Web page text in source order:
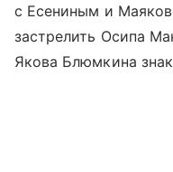
с Есениным и
застрелить Осипа
Якова Блюмкина